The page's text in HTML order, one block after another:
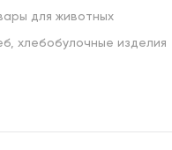
для животных
хлебобулочные изделия